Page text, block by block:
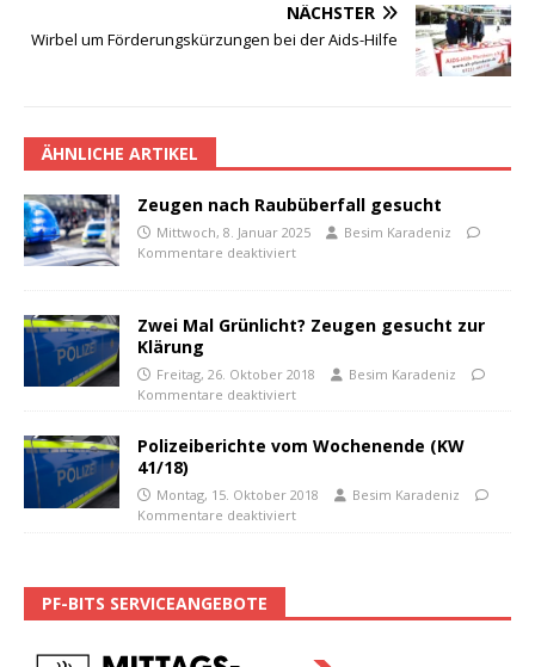
NÄCHSTER
Wirbel um Förderungskürzungen bei der Aids-Hilfe
ÄHNLICHE ARTIKEL
Zeugen nach Raubüberfall gesucht
Mittwoch, 8. Januar 2025
Besim Karadeniz
Kommentare deaktiviert
Zwei Mal Grünlicht? Zeugen gesucht zur
Klärung
Freitag, 26. Oktober 2018
Besim Karadeniz
Kommentare deaktiviert
Polizeiberichte vom Wochenende (KW
41/18)
Montag, 15. Oktober 2018
Besim Karadeniz
Kommentare deaktiviert
PF-BITS SERVICEANGEBOTE